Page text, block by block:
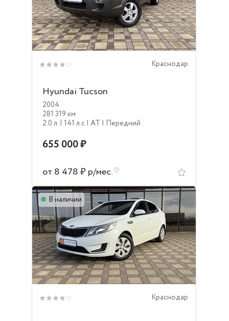
Краснодар
Hyundai Tucson
2004
281 319 км
2.0 л. | 141 л.c | AT | Передний
655 000 ₽
от 8 478 ₽ р/мес.
В наличии
Краснодар